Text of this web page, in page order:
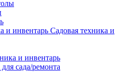
Садовая техника и
и инвентарь
сада/ремонта